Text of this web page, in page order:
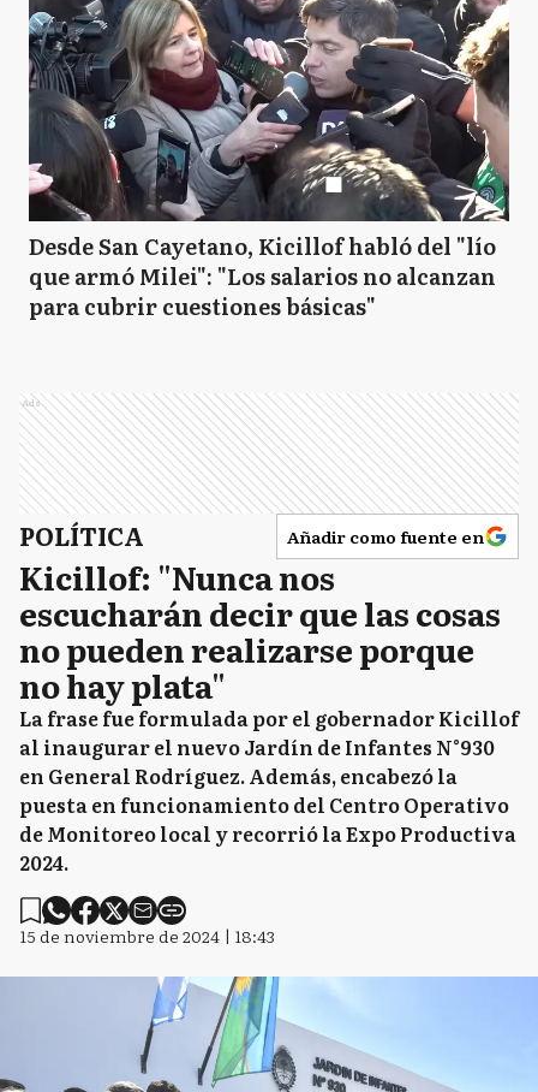
Desde San Cayetano, Kicillof habló del "lío
que armó Milei": "Los salarios no alcanzan
para cubrir cuestiones básicas"
Ads
POLÍTICA Añadir como fuente en
Kicillof: "Nunca nos
escucharán decir que las cosas
no pueden realizarse porque
no hay plata"
La frase fue formulada por el gobernador Kicillof
al inaugurar el nuevo Jardín de Infantes N°930
en General Rodríguez. Además, encabezó la
puesta en funcionamiento del Centro Operativo
de Monitoreo local y recorrió la Expo Productiva
2024.
15 de noviembre de 2024 | 18:43